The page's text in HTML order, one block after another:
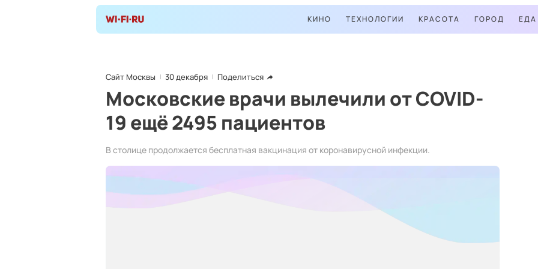
КИНО ТЕХНОЛОГИИ КРАСОТА ГОРОД ЕДА
Сайт Москвы 30 декабря Поделиться
Московские врачи вылечили от COVID-
19 ещё 2495 пациентов
В столице продолжается бесплатная вакцинация от коронавирусной инфекции.